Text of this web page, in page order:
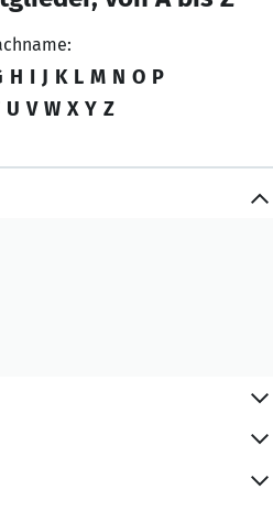
H I J K L M N O P
U V W X Y Z